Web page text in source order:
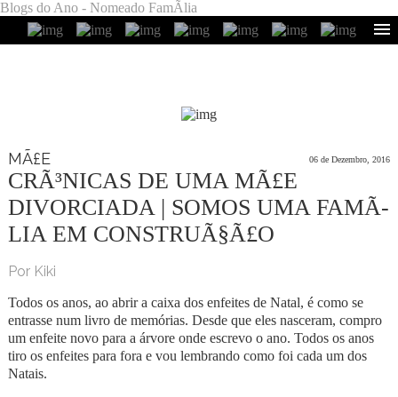
Blogs do Ano - Nomeado FamÃ­lia
MÃ£E 06 de Dezembro, 2016
CRÃ³NICAS DE UMA MÃ£E
DIVORCIADA | SOMOS UMA FAMÃ­
LIA EM CONSTRUÃ§Ã£O
Por Kiki
Todos os anos, ao abrir a caixa dos enfeites de Natal, é como se
entrasse num livro de memórias. Desde que eles nasceram, compro
um enfeite novo para a árvore onde escrevo o ano. Todos os anos
tiro os enfeites para fora e vou lembrando como foi cada um dos
Natais.